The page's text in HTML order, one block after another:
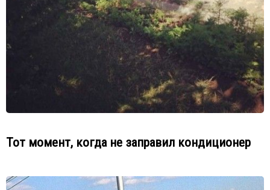
Тот момент, когда не заправил кондиционер